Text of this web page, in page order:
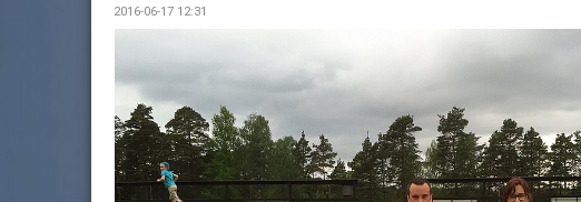
2016-06-17 12:31